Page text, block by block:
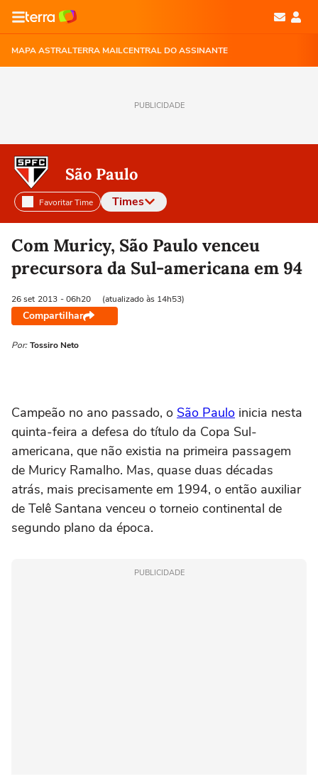
MAPA ASTRALTERRA MAILCENTRAL DO ASSINANTE
PUBLICIDADE
São Paulo
Favoritar Time Times
Selecione o time para ver as notícias
Com Muricy, São Paulo venceu
precursora da Sul-americana em 94
26 set 2013 - 06h20 (atualizado às 14h53)
Compartilhar
Por: Tossiro Neto
Campeão no ano passado, o São Paulo inicia nesta
quinta-feira a defesa do título da Copa Sul-
americana, que não existia na primeira passagem
de Muricy Ramalho. Mas, quase duas décadas
atrás, mais precisamente em 1994, o então auxiliar
de Telê Santana venceu o torneio continental de
segundo plano da época.
PUBLICIDADE